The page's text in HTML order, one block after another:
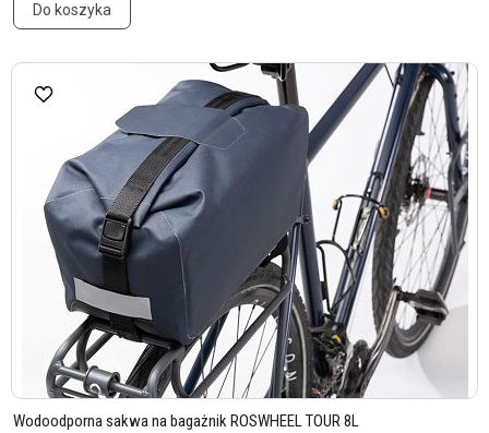
Do koszyka
Wodoodporna sakwa na bagażnik ROSWHEEL TOUR 8L